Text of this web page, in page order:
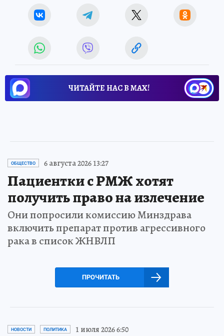
ЧИТАЙТЕ НАС В МАХ!
ОБЩЕСТВО 6 августа 2026 13:27
Пациентки с РМЖ хотят
получить право на излечение
Они попросили комиссию Минздрава
включить препарат против агрессивного
рака в список ЖНВЛП
ПРОЧИТАТЬ
НОВОСТИ ПОЛИТИКА 1 июля 2026 6:50